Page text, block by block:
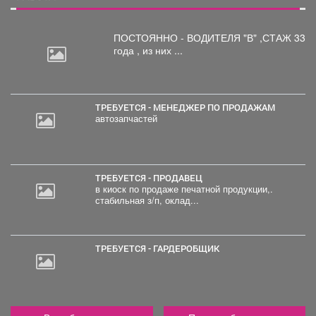
ПОСТОЯННО - ВОДИТЕЛЯ "В" ,СТАЖ 33
года , из них ...
ТРЕБУЕТСЯ - МЕНЕДЖЕР ПО ПРОДАЖАМ
автозапчастей
ТРЕБУЕТСЯ - ПРОДАВЕЦ
в киоск по продаже печатной продукции,.
стабильная з/п, оклад...
ТРЕБУЕТСЯ - ГАРДЕРОБЩИК